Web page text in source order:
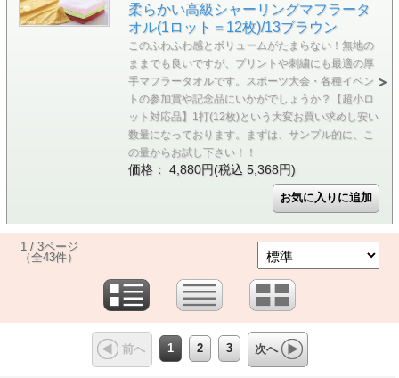
柔らかい高級シャーリングマフラータ
オル(1ロット＝12枚)/13ブラウン
このふわふわ感とボリュームがたまらない！無地の
ままでも良いですが、プリントや刺繍にも最適の厚
手マフラータオルです。スポーツ大会・各種イベン
トの参加賞や記念品にいかがでしょうか？【超小ロ
ット対応品】1打(12枚)という大変お買い求めし安い
数量になっております。まずは、サンプル的に、こ
の量からお試し下さい！！
価格： 4,880円(税込 5,368円)
1 / 3ページ
（全43件）
前へ 1 2 3 次へ